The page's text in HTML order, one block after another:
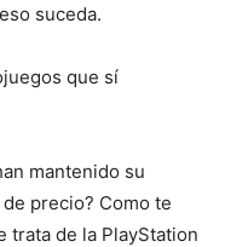
suceda.
que sí
mantenido su
precio? Como te
trata de la PlayStation